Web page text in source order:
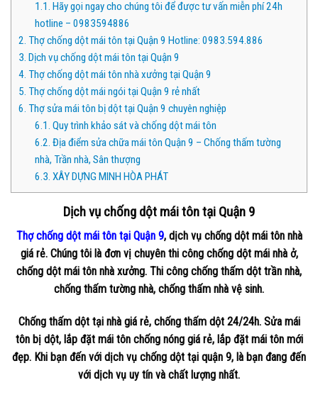
1.1. Hãy gọi ngay cho chúng tôi để được tư vấn miễn phí 24h
hotline – 0983594886
2. Thợ chống dột mái tôn tại Quận 9 Hotline: 0983.594.886
3. Dịch vụ chống dột mái tôn tại Quận 9
4. Thợ chống dột mái tôn nhà xưởng tại Quận 9
5. Thợ chống dột mái ngói tại Quận 9 rẻ nhất
6. Thợ sửa mái tôn bị dột tại Quận 9 chuyên nghiệp
6.1. Quy trình khảo sát và chống dột mái tôn
6.2. Địa điểm sửa chữa mái tôn Quận 9 – Chống thấm tường
nhà, Trần nhà, Sân thượng
6.3. XÂY DỰNG MINH HÒA PHÁT
Dịch vụ chống dột mái tôn tại Quận 9
Thợ chống dột mái tôn tại Quận 9, dịch vụ chống dột mái tôn nhà
giá rẻ. Chúng tôi là đơn vị chuyên thi công chống dột mái nhà ở,
chống dột mái tôn nhà xưởng. Thi công chống thấm dột trần nhà,
chống thấm tường nhà, chống thấm nhà vệ sinh.
Chống thấm dột tại nhà giá rẻ, chống thấm dột 24/24h. Sửa mái
tôn bị dột, lắp đặt mái tôn chống nóng giá rẻ, lắp đặt mái tôn mới
đẹp. Khi bạn đến với dịch vụ chống dột tại quận 9, là bạn đang đến
với dịch vụ uy tín và chất lượng nhất.